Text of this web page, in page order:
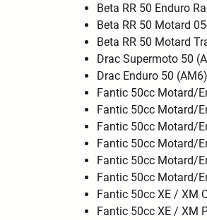
Beta RR 50 Enduro
Beta RR 50 Motard
Beta RR 50 Motard
Drac Supermoto 50
Drac Enduro 50 (AM6)
Fantic 50cc Motard/
Fantic 50cc Motard/
Fantic 50cc Motard/
Fantic 50cc Motard/
Fantic 50cc Motard/
Fantic 50cc Motard/
Fantic 50cc XE / XM
Fantic 50cc XE / XM